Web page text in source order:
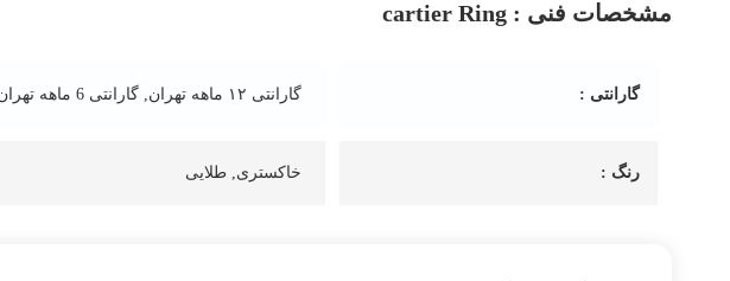
مشخصات فنی : cartier Ring
گارانتی : گارانتی ۱۲ ماهه تهران, گارانتی 6 ماهه تهران, گارانتی 6 ماهه شیراز
رنگ : خاکستری, طلایی